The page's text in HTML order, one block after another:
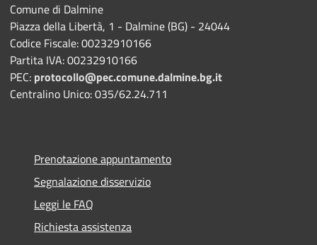
Comune di Dalmine
Piazza della Libertà, 1 - Dalmine (BG) - 24044
Codice Fiscale: 00232910166
Partita IVA: 00232910166
PEC: protocollo@pec.comune.dalmine.bg.it
Centralino Unico: 035/62.24.711
Prenotazione appuntamento
Segnalazione disservizio
Leggi le FAQ
Richiesta assistenza